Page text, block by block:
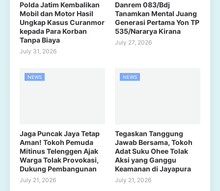
Polda Jatim Kembalikan
Mobil dan Motor Hasil
Ungkap Kasus Curanmor
kepada Para Korban
Tanpa Biaya
July 31, 2026
Danrem 083/Bdj
Tanamkan Mental Juang
Generasi Pertama Yon TP
535/Nararya Kirana
July 27, 2026
NEWS
Jaga Puncak Jaya Tetap
Aman! Tokoh Pemuda
Mitinus Telenggen Ajak
Warga Tolak Provokasi,
Dukung Pembangunan
July 21, 2026
NEWS
Tegaskan Tanggung
Jawab Bersama, Tokoh
Adat Suku Ohee Tolak
Aksi yang Ganggu
Keamanan di Jayapura
July 21, 2026